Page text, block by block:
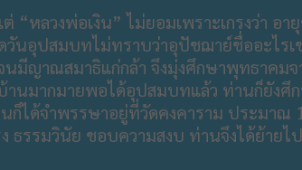
ลวงพ่อเงิน” ไม่ยอมเพราะเกรงว่า อ
อุปสมบทไม่ทราบว่าอุปัชฌาย์ชื่ออะไรเ
มีญาณสมาธิแก่กล้า จึงมุ่งศึกษาพุทธาคม
นมากมายพอได้อุปสมบทแล้ว ท่านก็ยังศึ
ได้จำพรรษาอยู่ที่วัดคงคาราม ประมาณ
รรมวินัย ชอบความสงบ ท่านจึงได้ย้ายไ